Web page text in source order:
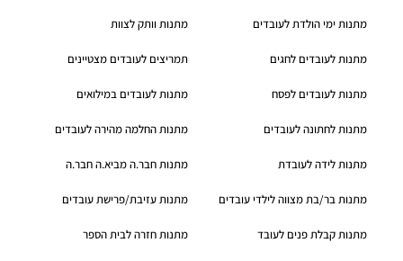
מתנות ימי הולדת לעובדים
מתנות לעובדים לחגים
מתנות לעובדים לפסח
מתנות לחתונה לעובדים
מתנות לידה לעובדת
מתנות בר/בת מצווה לילדי עובדים
מתנות קבלת פנים לעובד
מתנות וותק לצוות
תמריצים לעובדים מצטיינים
מתנות לעובדים במילואים
מתנות החלמה מהירה לעובדים
מתנות חבר.ה מביא.ה חבר.ה
מתנות עזיבת/פרישת עובדים
מתנות חזרה לבית הספר